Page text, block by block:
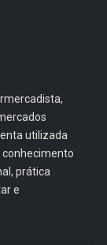
utilizada
prática
e